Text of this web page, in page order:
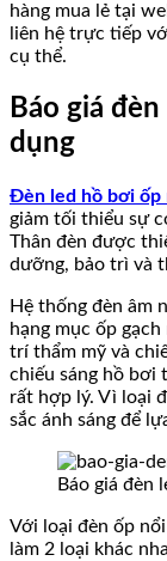
hàng mua lẻ tại
liên hệ trực tiếp
cụ thể.
Báo giá
dụng
Đèn led hồ bơi ốp
giảm tối thiểu sự
Thân đèn được
dưỡng, bảo trì và
Hệ thống đèn âm
hạng mục ốp
trí thẩm mỹ và
chiếu sáng hồ bơi
rất hợp lý. Vì loại
sắc ánh sáng để
Báo giá đèn
Với loại đèn ốp
làm 2 loại khác